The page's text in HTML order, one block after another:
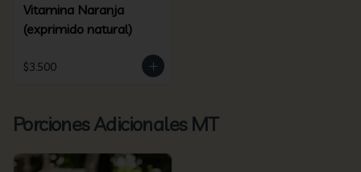
Vitamina Naranja
(exprimido natural)
$3.500
Porciones Adicionales MT